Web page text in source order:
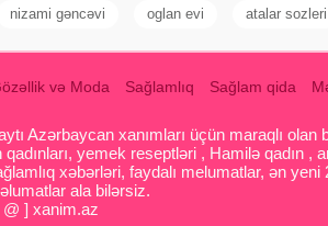
nizami gəncəvi oglan evi atalar sozleri
və Moda Sağlamlıq Sağlam qida
Azərbaycan xanımları üçün maraqlı
yemek reseptləri , Hamilə qadın
xəbərləri, faydalı melumatlar, ən
ala bilərsiz.
] xanim.az